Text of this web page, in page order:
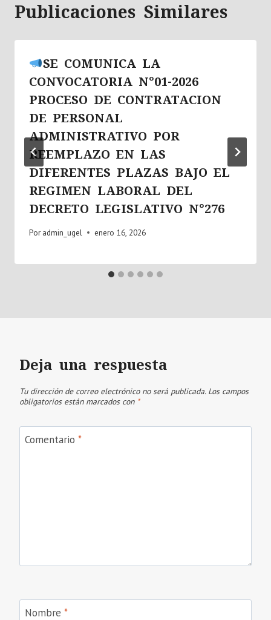
Publicaciones Similares
SE COMUNICA LA
CONVOCATORIA N°01-2026
PROCESO DE CONTRATACION
DE PERSONAL
ADMINISTRATIVO POR
REEMPLAZO EN LAS
DIFERENTES PLAZAS BAJO EL
REGIMEN LABORAL DEL
DECRETO LEGISLATIVO N°276
Por admin_ugel enero 16, 2026
Deja una respuesta
Tu dirección de correo electrónico no será publicada. Los campos
obligatorios están marcados con *
Comentario *
Nombre *